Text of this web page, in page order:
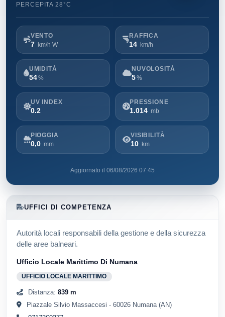
PERCEPITA 28°C
VENTO
7 km/h W
RAFFICA
14 km/h
UMIDITÀ
54 %
NUVOLOSITÀ
5%
UV INDEX
0.2
PRESSIONE
1.014 mb
PIOGGIA
0,0 mm
VISIBILITÀ
10 km
Aggiornato il 06/08/2026 07:45
UFFICI DI COMPETENZA
Autorità locali responsabili della gestione e della sicurezza
delle aree balneari.
Ufficio Locale Marittimo Di Numana
UFFICIO LOCALE MARITTIMO
Distanza: 839 m
Piazzale Silvio Massaccesi - 60026 Numana (AN)